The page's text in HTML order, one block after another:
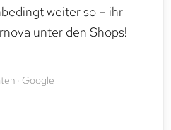
weiter so – ihr
unter den Shops!
· Google